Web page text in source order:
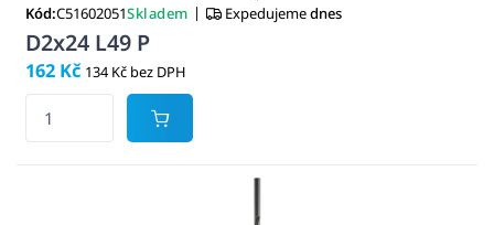
Kód:C51602051Skladem | Expedujemednes
D2x24 L49 P
162 Kč 134 Kč bez DPH